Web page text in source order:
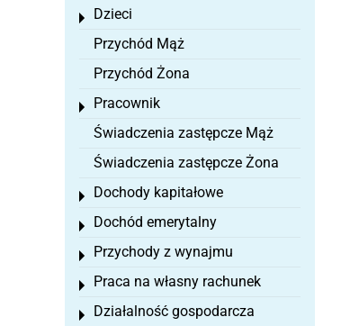
Dzieci
Toggle menu
Przychód Mąż
Przychód Żona
Pracownik
Toggle menu
Świadczenia zastępcze Mąż
Świadczenia zastępcze Żona
Dochody kapitałowe
Toggle menu
Dochód emerytalny
Toggle menu
Przychody z wynajmu
Toggle menu
Praca na własny rachunek
Toggle menu
Działalność gospodarcza
Toggle menu